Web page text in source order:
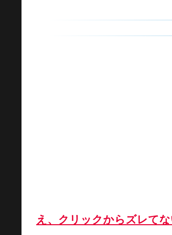
え、クリックからズレて